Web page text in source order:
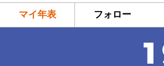
マイ年表 フォロー